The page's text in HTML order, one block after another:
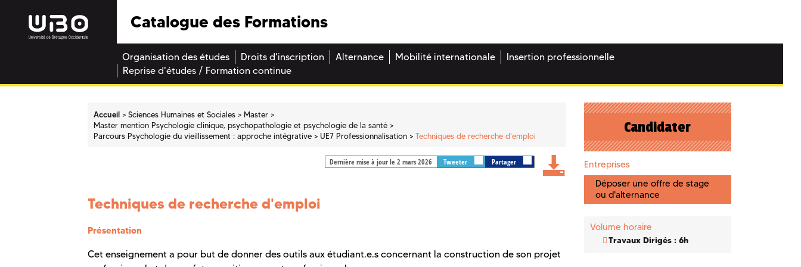
Catalogue des Formations
Organisation des études Droits d'inscription Alternance Mobilité internationale
Insertion professionnelle
Reprise d'études / Formation continue
Accueil Sciences Humaines et Sociales
Master
Master mention Psychologie clinique, psychopathologie et psychologie de la santé
Parcours Psychologie du vieillissement : approche intégrative
UE7 Professionnalisation Techniques de recherche d'emploi
Dernière mise à jour le 2 mars 2026 Tweeter Partager
Techniques de recherche d'emploi
Présentation
Cet enseignement a pour but de donner des outils aux étudiant.e.s concernant la construction de son projet
Candidater
Entreprises
Déposer une offre de stage
ou d'alternance
Volume horaire
Travaux Dirigés : 6h